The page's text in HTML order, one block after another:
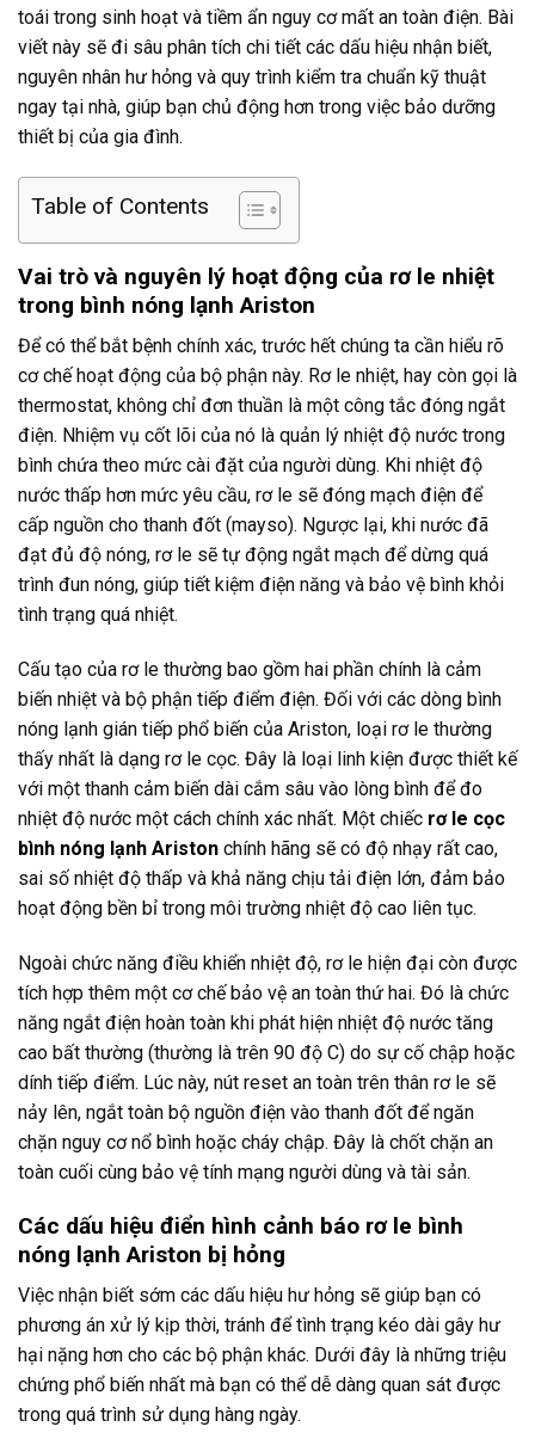
toái trong sinh hoạt và tiềm ẩn nguy cơ mất an toàn điện. Bài
viết này sẽ đi sâu phân tích chi tiết các dấu hiệu nhận biết,
nguyên nhân hư hỏng và quy trình kiểm tra chuẩn kỹ thuật
ngay tại nhà, giúp bạn chủ động hơn trong việc bảo dưỡng
thiết bị của gia đình.
Table of Contents
Vai trò và nguyên lý hoạt động của rơ le nhiệt
trong bình nóng lạnh Ariston
Để có thể bắt bệnh chính xác, trước hết chúng ta cần hiểu rõ
cơ chế hoạt động của bộ phận này. Rơ le nhiệt, hay còn gọi là
thermostat, không chỉ đơn thuần là một công tắc đóng ngắt
điện. Nhiệm vụ cốt lõi của nó là quản lý nhiệt độ nước trong
bình chứa theo mức cài đặt của người dùng. Khi nhiệt độ
nước thấp hơn mức yêu cầu, rơ le sẽ đóng mạch điện để
cấp nguồn cho thanh đốt (mayso). Ngược lại, khi nước đã
đạt đủ độ nóng, rơ le sẽ tự động ngắt mạch để dừng quá
trình đun nóng, giúp tiết kiệm điện năng và bảo vệ bình khỏi
tình trạng quá nhiệt.
Cấu tạo của rơ le thường bao gồm hai phần chính là cảm
biến nhiệt và bộ phận tiếp điểm điện. Đối với các dòng bình
nóng lạnh gián tiếp phổ biến của Ariston, loại rơ le thường
thấy nhất là dạng rơ le cọc. Đây là loại linh kiện được thiết kế
với một thanh cảm biến dài cắm sâu vào lòng bình để đo
nhiệt độ nước một cách chính xác nhất. Một chiếc rơ le cọc
bình nóng lạnh Ariston chính hãng sẽ có độ nhạy rất cao,
sai số nhiệt độ thấp và khả năng chịu tải điện lớn, đảm bảo
hoạt động bền bỉ trong môi trường nhiệt độ cao liên tục.
Ngoài chức năng điều khiển nhiệt độ, rơ le hiện đại còn được
tích hợp thêm một cơ chế bảo vệ an toàn thứ hai. Đó là chức
năng ngắt điện hoàn toàn khi phát hiện nhiệt độ nước tăng
cao bất thường (thường là trên 90 độ C) do sự cố chập hoặc
dính tiếp điểm. Lúc này, nút reset an toàn trên thân rơ le sẽ
nảy lên, ngắt toàn bộ nguồn điện vào thanh đốt để ngăn
chặn nguy cơ nổ bình hoặc cháy chập. Đây là chốt chặn an
toàn cuối cùng bảo vệ tính mạng người dùng và tài sản.
Các dấu hiệu điển hình cảnh báo rơ le bình
nóng lạnh Ariston bị hỏng
Việc nhận biết sớm các dấu hiệu hư hỏng sẽ giúp bạn có
phương án xử lý kịp thời, tránh để tình trạng kéo dài gây hư
hại nặng hơn cho các bộ phận khác. Dưới đây là những triệu
chứng phổ biến nhất mà bạn có thể dễ dàng quan sát được
trong quá trình sử dụng hàng ngày.